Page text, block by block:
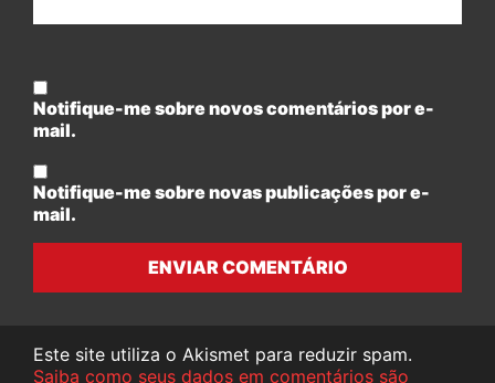
Notifique-me sobre novos comentários por e-
mail.
Notifique-me sobre novas publicações por e-
mail.
ENVIAR COMENTÁRIO
Este site utiliza o Akismet para reduzir spam.
Saiba como seus dados em comentários são